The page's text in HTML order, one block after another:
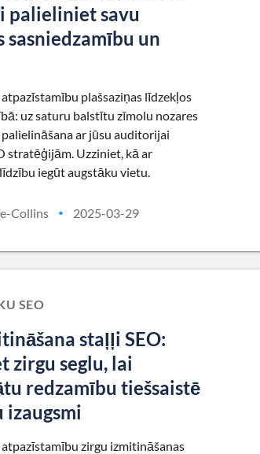
palieliniet savu
sasniedzamību un
plašsaziņas līdzekļos
uz saturu balstītu zīmolu nozares
ar jūsu auditorijai
stratēģijām. Uzziniet, kā ar
iegūt augstāku vietu.
Collins • 2025-03-29
SEO
staļļi SEO:
zirgu seglu, lai
redzamību tiešsaistē
zirgu izmitināšanas